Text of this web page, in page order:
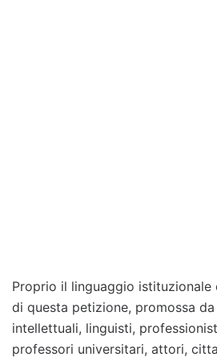
Proprio il linguaggio istituzionale
di questa petizione, promossa da
intellettuali, linguisti,
professori universitari, attori,